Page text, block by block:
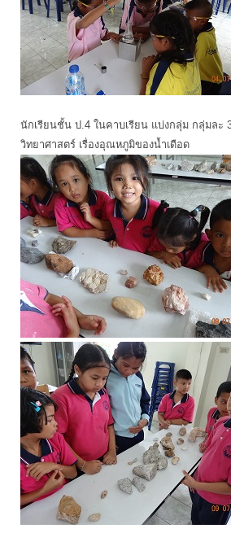
นักเรียนชั้น ป.4 ในคาบเรียน แบ่งกลุ่ม กลุ่มละ
วิทยาศาสตร์ เรื่องอุณหภูมิของน้ำเดือด